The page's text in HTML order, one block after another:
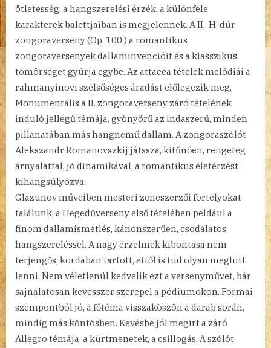
ötletesség, a hangszerelési érzék, a különféle
karakterek balettjaiban is megjelennek. A II., H-dúr
zongoraverseny (Op. 100.) a romantikus
zongoraversenyek dallaminvencióit és a klasszikus
tömörséget gyúrja egybe. Az attacca tételek melódiái a
rahmanyinovi szélsőséges áradást előlegezik meg,
Monumentális a II. zongoraverseny záró tételének
induló jellegű témája, gyönyörű az indaszerű, minden
pillanatában más hangnemű dallam. A zongoraszólót
Alekszandr Romanovszkij játssza, kitűnően, rengeteg
árnyalattal, jó dinamikával, a romantikus életérzést
kihangsúlyozva.
Glazunov műveiben mesteri zeneszerzői fortélyokat
találunk, a Hegedűverseny első tételében például a
finom dallamismétlés, kánonszerűen, csodálatos
hangszereléssel. A nagy érzelmek kibontása nem
terjengős, kordában tartott, ettől is tud olyan meghitt
lenni. Nem véletlenül kedvelik ezt a versenyművet, bár
sajnálatosan kevésszer szerepel a pódiumokon. Formai
szempontból jó, a főtéma visszaköszön a darab során,
mindig más köntösben. Kevésbé jól megírt a záró
Allegro témája, a kürtmenetek, a csillogás. A szólót